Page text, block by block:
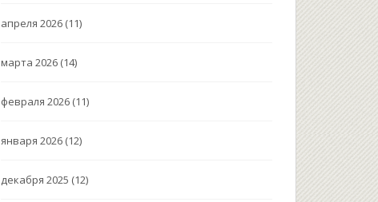
апреля 2026 (11)
марта 2026 (14)
февраля 2026 (11)
января 2026 (12)
декабря 2025 (12)